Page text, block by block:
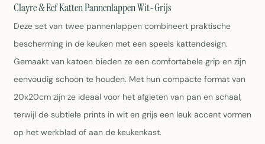
Clayre & Eef Katten Pannenlappen Wit-Grijs
Deze set van twee pannenlappen combineert praktische
bescherming in de keuken met een speels kattendesign.
Gemaakt van katoen bieden ze een comfortabele grip en zijn
eenvoudig schoon te houden. Met hun compacte format van
20x20cm zijn ze ideaal voor het afgieten van pan en schaal,
terwijl de subtiele prints in wit en grijs een leuk accent vormen
op het werkblad of aan de keukenkast.